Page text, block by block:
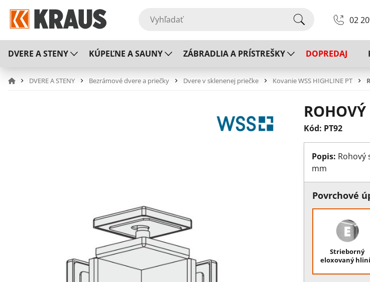
02
DVERE A STENY KÚPEĽNE A SAUNY ZÁBRADLIA A PRÍSTREŠKY DOPREDAJ
DVERE A STENY Bezrámové dvere a priečky Dvere v sklenenej priečke Kovanie WSS HIGHLINE PT
Kód: PT92
Popis: Rohový
mm
Povrchové
Strieborný
eloxovaný